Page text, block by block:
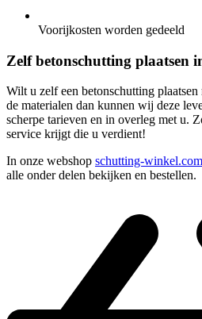
Voorijkosten worden gedeeld
Zelf betonschutting plaatsen
Wilt u zelf een betonschutting
de materialen dan kunnen wij deze
scherpe tarieven en in overleg met u.
service krijgt die u verdient!
In onze webshop schutting-winkel.com
alle onder delen bekijken en bestellen.